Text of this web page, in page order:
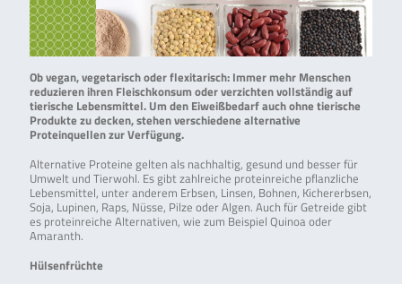
Ob vegan, vegetarisch oder flexitarisch: Immer mehr Menschen
reduzieren ihren Fleischkonsum oder verzichten vollständig auf
tierische Lebensmittel. Um den Eiweißbedarf auch ohne tierische
Produkte zu decken, stehen verschiedene alternative
Proteinquellen zur Verfügung.
Alternative Proteine gelten als nachhaltig, gesund und besser für
Umwelt und Tierwohl. Es gibt zahlreiche proteinreiche pflanzliche
Lebensmittel, unter anderem Erbsen, Linsen, Bohnen, Kichererbsen,
Soja, Lupinen, Raps, Nüsse, Pilze oder Algen. Auch für Getreide gibt
es proteinreiche Alternativen, wie zum Beispiel Quinoa oder
Amaranth.
Hülsenfrüchte